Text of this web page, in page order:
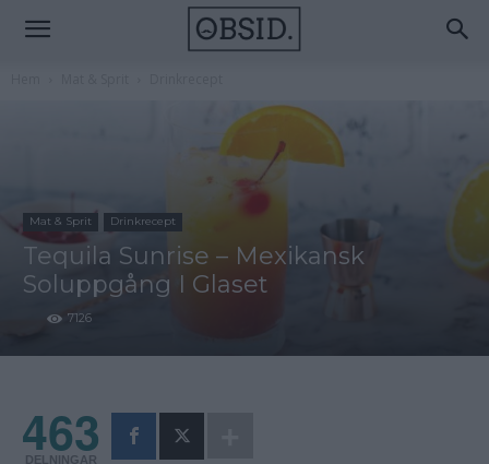
Mat & Sprit Drinkrecept
Tequila Sunrise – Mexikansk
Soluppgång I Glaset
7126
463
DELNINGAR